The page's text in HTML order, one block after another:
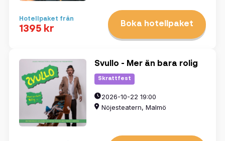
Hotellpaket från
1395 kr Boka hotellpaket
Svullo - Mer än bara rolig
Skrattfest
2026-10-22 19:00
Nöjesteatern, Malmö